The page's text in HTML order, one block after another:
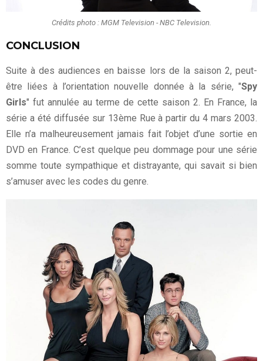
Crédits photo : MGM Television - NBC Television.
CONCLUSION
Suite à des audiences en baisse lors de la saison 2, peut-
être liées à l’orientation nouvelle donnée à la série, "Spy
Girls" fut annulée au terme de cette saison 2. En France, la
série a été diffusée sur 13ème Rue à partir du 4 mars 2003.
Elle n’a malheureusement jamais fait l’objet d’une sortie en
DVD en France. C’est quelque peu dommage pour une série
somme toute sympathique et distrayante, qui savait si bien
s’amuser avec les codes du genre.